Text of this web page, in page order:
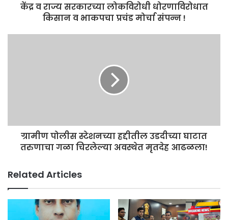
केंद्र व राज्य सरकारच्या लोकविरोधी धोरणाविरोधात
किसान व भाकपचा प्रचंड मोर्चा संपन्न !
ग्रामीण पोलीस स्टेशनच्या हद्दीतील उडदीच्या घाटात
तरुणाचा गळा चिरलेल्या अवस्थेत मृतदेह आढळला!
Related Articles